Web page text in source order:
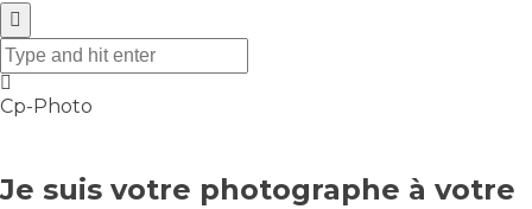
Cp-Photo
Je suis votre photographe à votre